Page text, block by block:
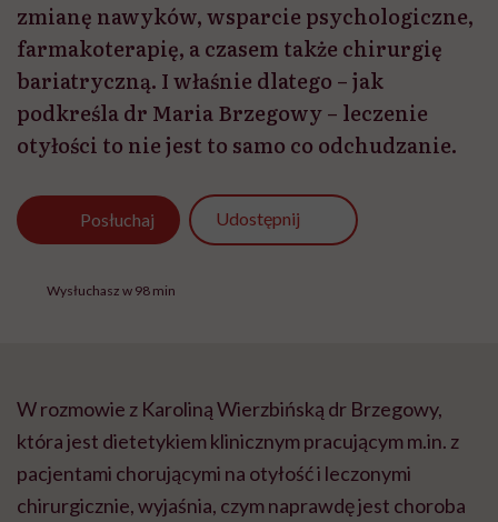
zmianę nawyków, wsparcie psychologiczne,
farmakoterapię, a czasem także chirurgię
bariatryczną. I właśnie dlatego – jak
podkreśla dr Maria Brzegowy – leczenie
otyłości to nie jest to samo co odchudzanie.
Posłuchaj Udostępnij
Wysłuchasz w 98 min
W rozmowie z Karoliną Wierzbińską dr Brzegowy,
która jest dietetykiem klinicznym pracującym m.in. z
pacjentami chorującymi na otyłość i leczonymi
chirurgicznie, wyjaśnia, czym naprawdę jest choroba